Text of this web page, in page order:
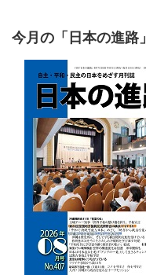
今月の「日本の進路」